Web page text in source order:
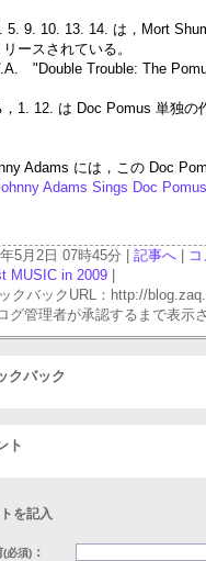
5. 9. 10. 13. 14. は，Mort
ースされている。
"Double Trouble: The
，1. 12. は Doc Pomus 単独の
Adams には，この Doc
Adams Sings Doc
5月2日 07時45分 | 記事へ
MUSIC in 2009
ックバックURL：http://
グ管理者が承認するまで表示
クバック
ト
を記入
(必須) ：